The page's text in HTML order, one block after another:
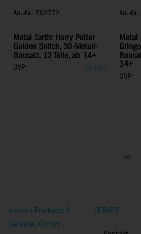
Art.-Nr.: 502772
Metal Earth: Harry Potter
Golden Snitch, 3D-Metall-
Bausatz, 12 Teile, ab 14+
UVP: 20,99 €
Art.-
Metal
14+
UVP:
<<
Invento Products &
Services GmbH
SERVICE